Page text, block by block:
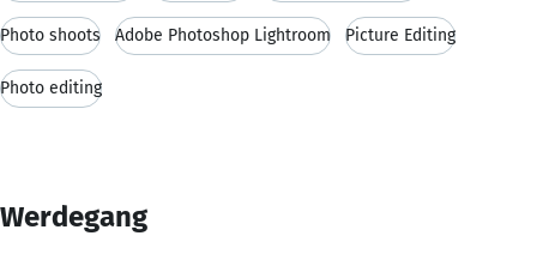
Photo shoots Adobe Photoshop Lightroom Picture Editing
Photo editing
Werdegang